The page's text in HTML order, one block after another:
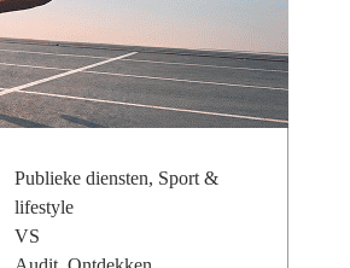
Publieke diensten, Sport &
lifestyle
VS